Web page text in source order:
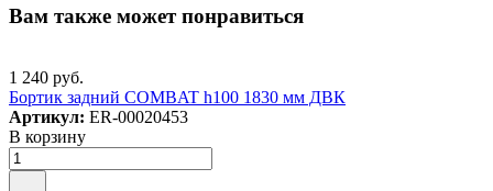
Вам также может понравиться
1 240 руб.
Бортик задний COMBAT h100 1830 мм ДВК
Артикул: ER-00020453
В корзину